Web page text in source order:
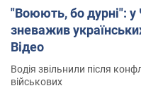
"Воюють, бо дурні": у
зневажив
Відео
Водія звільнили після
військових